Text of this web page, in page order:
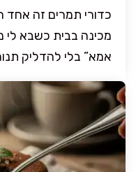
כדורי תמרים זה אחד
מכינה בבית כשבא לי
אמא” בלי להדליק